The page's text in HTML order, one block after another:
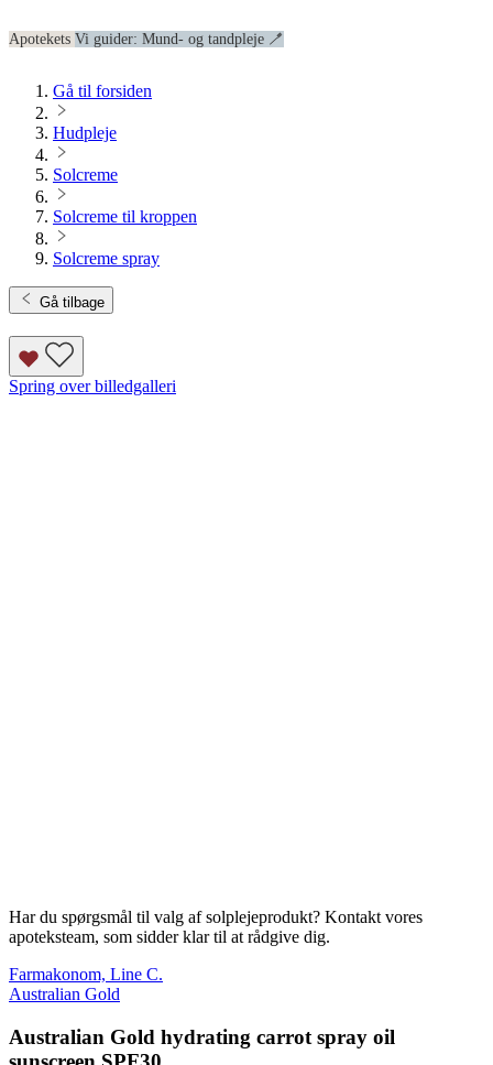
Apotekets Vi guider: Mund- og tandpleje 🪥
Gå til forsiden
Hudpleje
Solcreme
Solcreme til kroppen
Solcreme spray
Gå tilbage
Spring over billedgalleri
Har du spørgsmål til valg af solplejeprodukt? Kontakt vores
apoteksteam, som sidder klar til at rådgive dig.
Farmakonom, Line C.
Australian Gold
Australian Gold hydrating carrot spray oil